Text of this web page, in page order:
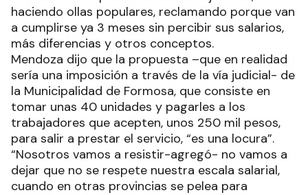
haciendo ollas populares, reclamando porque van
a cumplirse ya 3 meses sin percibir sus salarios,
más diferencias y otros conceptos.
Mendoza dijo que la propuesta –que en realidad
sería una imposición a través de la vía judicial- de
la Municipalidad de Formosa, que consiste en
tomar unas 40 unidades y pagarles a los
trabajadores que acepten, unos 250 mil pesos,
para salir a prestar el servicio, “es una locura”.
“Nosotros vamos a resistir-agregó- no vamos a
dejar que no se respete nuestra escala salarial,
cuando en otras provincias se pelea para